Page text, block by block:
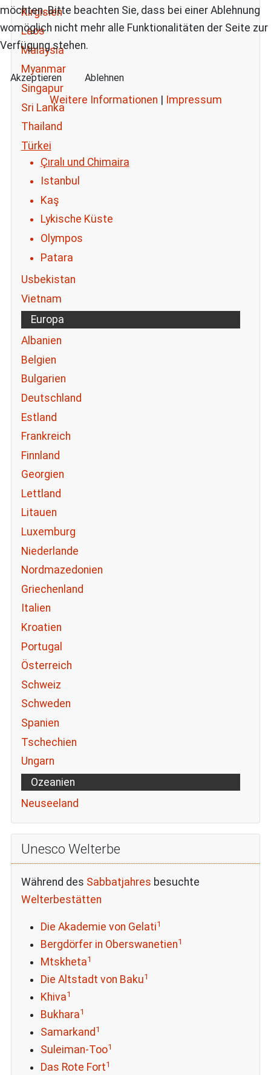
Kirgisien
Laos
Malaysia
Myanmar
Singapur
Sri Lanka
Thailand
Türkei
Çıralı und Chimaira
Istanbul
Kaş
Lykische Küste
Olympos
Patara
Usbekistan
Vietnam
Europa
Albanien
Belgien
Bulgarien
Deutschland
Estland
Frankreich
Finnland
Georgien
Lettland
Litauen
Luxemburg
Niederlande
Nordmazedonien
Griechenland
Italien
Kroatien
Portugal
Österreich
Schweiz
Schweden
Spanien
Tschechien
Ungarn
Ozeanien
Neuseeland
Unesco Welterbe
Während des Sabbatjahres besuchte
Welterbestätten
Die Akademie von Gelati1
Bergdörfer in Oberswanetien1
Mtskheta1
Die Altstadt von Baku1
Khiva1
Bukhara1
Samarkand 1
Suleiman-Too1
Das Rote Fort1
möchten. Bitte beachten Sie, dass bei einer Ablehnung
womöglich nicht mehr alle Funktionalitäten der Seite zur
Verfügung stehen.
Akzeptieren Ablehnen
Weitere Informationen Impressum